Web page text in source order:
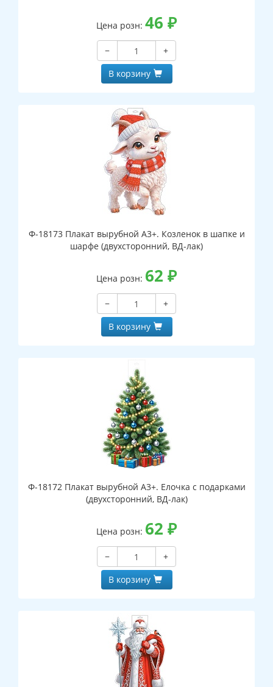
Цена розн: 46 ₽
−
+
В корзину
Ф-18173 Плакат вырубной А3+. Козленок в шапке и
шарфе (двухсторонний, ВД-лак)
Цена розн: 62 ₽
−
+
В корзину
Ф-18172 Плакат вырубной А3+. Елочка с подарками
(двухсторонний, ВД-лак)
Цена розн: 62 ₽
−
+
В корзину